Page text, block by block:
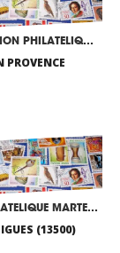
ASSOCIATION PHILATELIQUE DU PAYS D’AIX
PROVENCE
CLUB PHILATELIQUE MARTEGAL
(13500)